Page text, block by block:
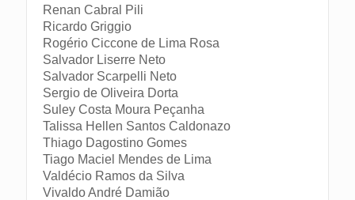
Renan Cabral Pili
Ricardo Griggio
Rogério Ciccone de Lima Rosa
Salvador Liserre Neto
Salvador Scarpelli Neto
Sergio de Oliveira Dorta
Suley Costa Moura Peçanha
Talissa Hellen Santos Caldonazo
Thiago Dagostino Gomes
Tiago Maciel Mendes de Lima
Valdécio Ramos da Silva
Vivaldo André Damião